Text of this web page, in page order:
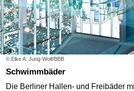
© Elke A. Jung-Wolf/BBB
Schwimmbäder
Die Berliner Hallen- und Freibäder